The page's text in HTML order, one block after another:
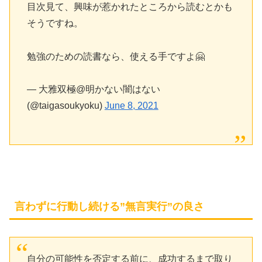
目次見て、興味が惹かれたところから読むとかも
そうですね。
勉強のための読書なら、使える手ですよ🤗
— 大雅双極@明かない闇はない
(@taigasoukyoku) June 8, 2021
言わずに行動し続ける”無言実行”の良さ
自分の可能性を否定する前に、成功するまで取り